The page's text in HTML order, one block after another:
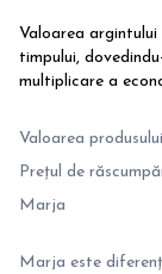
Valoarea
timpului,
multiplicare a
Valoarea
Prețul de
Marja
Marja este